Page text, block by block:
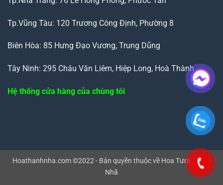
Tp.Vũng Tàu: 120 Trương Công Định, Phường 8
Biên Hòa: 85 Hưng Đạo Vương, Trung Dũng
Tây Ninh: 295 Châu Văn Liêm, Hiệp Long, Hoà Thành
Hệ thống cửa hàng của chùng tôi
Hoathanhnha.com ©2022 - Bản quyền thuộc về Hoa Tươi Thanh
Nhã